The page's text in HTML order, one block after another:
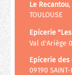
Le Recantou
TOULOUSE
Epicerie
Val d'Ariège
Epicerie des
09190 SAINT-